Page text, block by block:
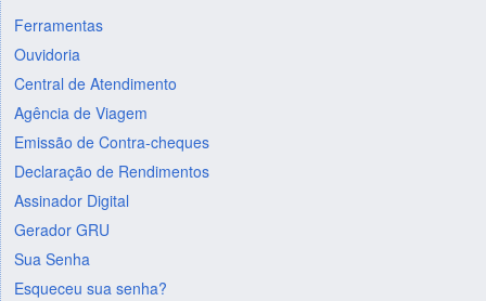
Ferramentas
Ouvidoria
Central de Atendimento
Agência de Viagem
Emissão de Contra-cheques
Declaração de Rendimentos
Assinador Digital
Gerador GRU
Sua Senha
Esqueceu sua senha?